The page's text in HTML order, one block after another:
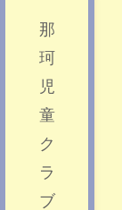
那
珂
児
童
ク
ラ
ブ